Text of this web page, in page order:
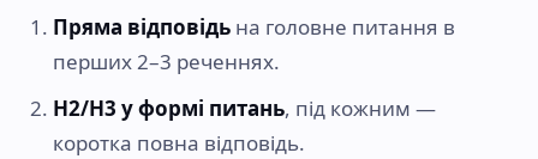
Пряма відповідь на головне питання в
перших 2–3 реченнях.
H2/H3 у формі питань, під кожним —
коротка повна відповідь.